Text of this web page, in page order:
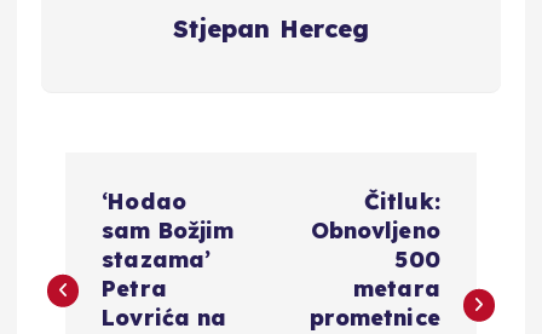
Stjepan Herceg
v
‘Hodao
sam Božjim
stazama’
Petra
Lovrića na
Čitluk:
Obnovljeno
500
metara
prometnice